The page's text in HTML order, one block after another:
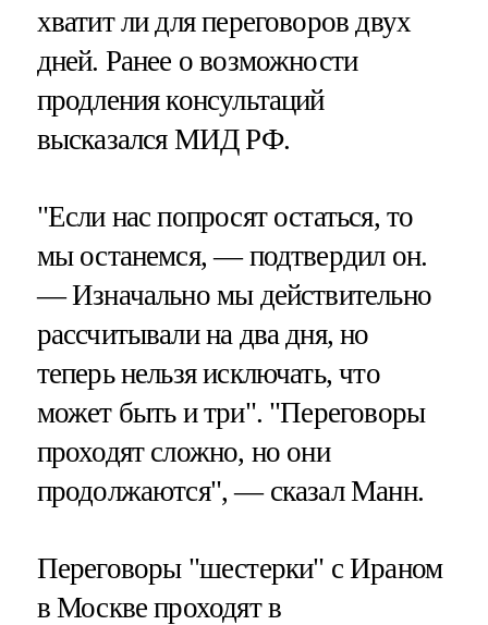
хватит ли для переговоров двух
дней. Ранее о возможности
продления консультаций
высказался МИД РФ.
"Если нас попросят остаться, то
мы останемся, — подтвердил он.
— Изначально мы действительно
рассчитывали на два дня, но
теперь нельзя исключать, что
может быть и три". "Переговоры
проходят сложно, но они
продолжаются", — сказал Манн.
Переговоры "шестерки" с Ираном
в Москве проходят в